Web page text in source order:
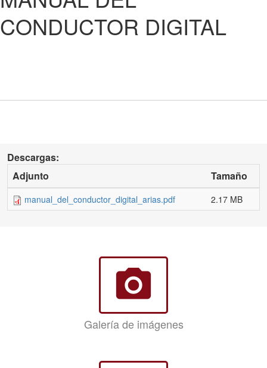
CONDUCTOR DIGITAL
Descargas:
Adjunto
Tamaño
manual_del_conductor_digital_arias.pdf 2.17 MB
photo_camera
Galería de imágenes